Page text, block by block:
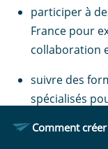
participer à
France pour
collaboration
suivre des
spécialisés
Comment